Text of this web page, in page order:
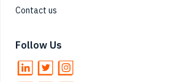
Contact us
Follow Us